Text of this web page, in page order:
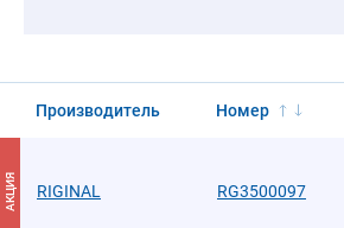
Производитель Номер
АКЦИЯ RIGINAL RG3500097